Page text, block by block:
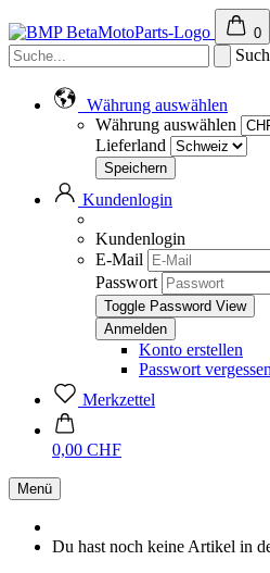
0
Währung auswählen
Währung auswählen
Lieferland
Kundenlogin
Kundenlogin
E-Mail
Passwort
Toggle Password View
Konto erstellen
Passwort
Merkzettel
0,00 CHF
Menü
Du hast noch keine Artikel in